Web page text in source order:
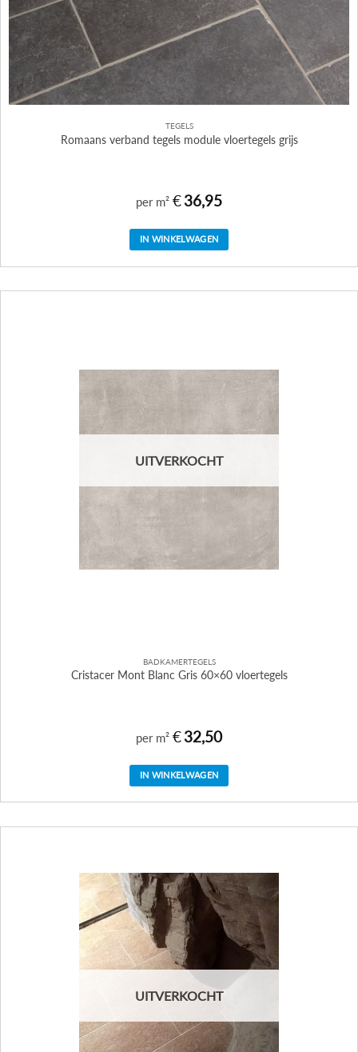
TEGELS
Romaans verband tegels module vloertegels grijs
per m² €36,95
IN WINKELWAGEN
UITVERKOCHT
BADKAMERTEGELS
Cristacer Mont Blanc Gris 60×60 vloertegels
per m² €32,50
IN WINKELWAGEN
UITVERKOCHT